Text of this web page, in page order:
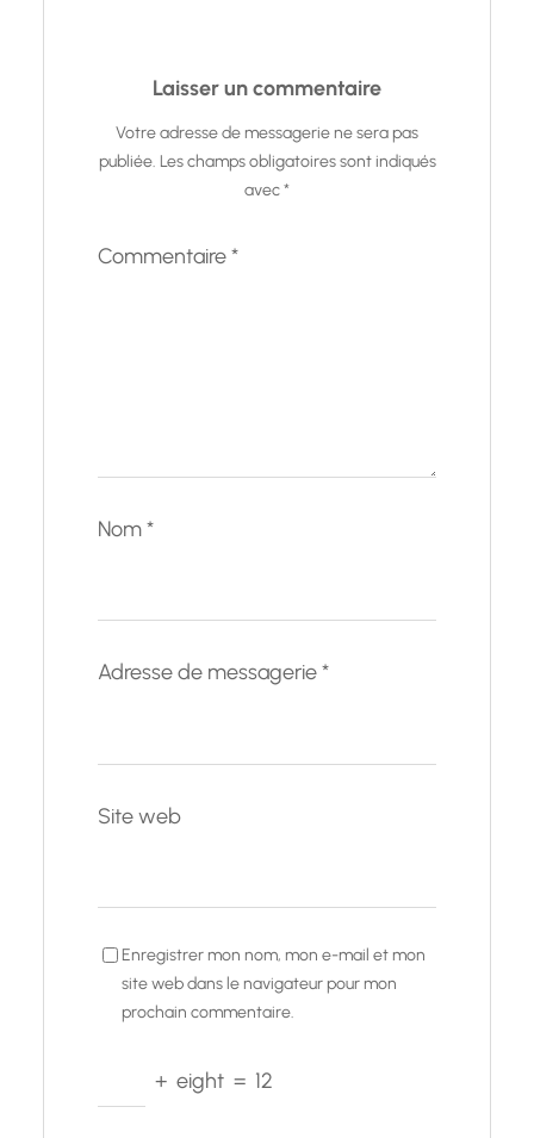
Laisser un commentaire
Votre adresse de messagerie ne sera pas
publiée. Les champs obligatoires sont indiqués
avec*
Commentaire*
Nom*
Adresse de messagerie*
Site web
Enregistrer mon nom, mon e-mail et mon
site web dans le navigateur pour mon
prochain commentaire.
+ eight = 12